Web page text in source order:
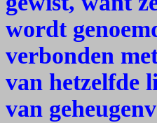
wordt
verbonden
van hetzelfde
van